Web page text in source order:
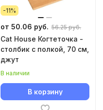
-11%
от 50.06 руб. 56.25 руб.
Cat House Когтеточка -
столбик с полкой, 70 см,
джут
В наличии
В корзину